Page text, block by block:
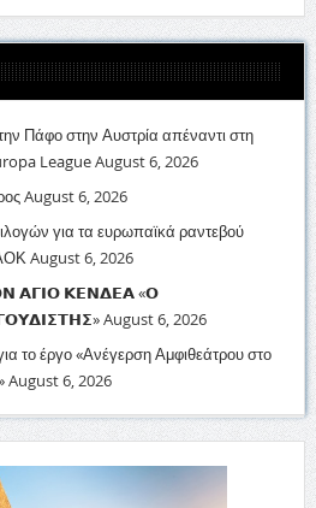
Πάφο στην Αυστρία απέναντι στη
LeagueAugust 6, 2026
August 6, 2026
για τα ευρωπαϊκά ραντεβού
August 6, 2026
𝝖𝝘𝝞𝝤 𝝟𝝚𝝢𝝙𝝚𝝖 «𝝤
August 6, 2026
το έργο «Ανέγερση Αμφιθεάτρου στο
August 6, 2026